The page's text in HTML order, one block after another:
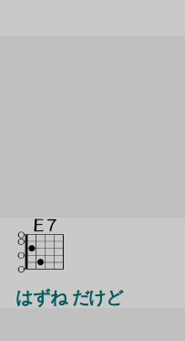
はずね だけど